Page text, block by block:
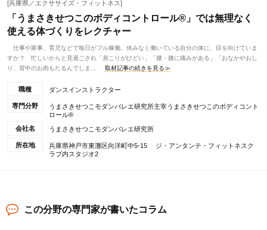
[兵庫県／エクササイズ・フィットネス]
「うまさきせつこのボディコントロール®」では無理なく
使える体づくりをレクチャー
仕事や家事、育児などで毎日がフル稼働。休みなく働いている自分の体に、目を向けていま
すか？ 忙しいからと見過ごされ「肩こりがひどい」「腰・膝に痛みがある」「おなかやおし
り、背中のお肉もたるんでしま...
取材記事の続きを見る≫
職種 ダンスインストラクター
専門分野
うまさきせつこモダンバレエ研究所主宰うまさきせつこのボディコント
ロール®
会社名
うまさきせつこモダンバレエ研究所
所在地
兵庫県神戸市東灘区向洋町中5-15 ジ・アンタンテ・フィットネスク
ラブ内スタジオ2
この分野の専門家が書いたコラム